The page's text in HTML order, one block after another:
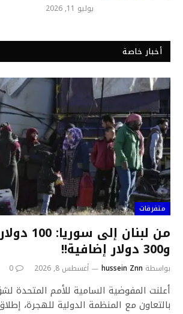
يوليو 11, 2026
أخبار خاصة
متفرقات
من لبنان
و300 دولار إضافية!!
بواسطة hussein Znn أغسطس 8, 2026 0
أعلنت المفوضية السامية للأمم المتحدة
بالتعاون مع المنظمة الدولية للهجرة،